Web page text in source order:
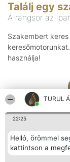
TURUL
22:25
Helló, örömmel
kattintson a
Találj egy
A rangsor az
Szakembert
használja!